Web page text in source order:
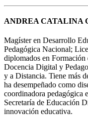
ANDREA CATALINA
Magíster en Desarrollo
Pedagógica Nacional;
diplomados en Formación
Docencia Digital y
y a Distancia. Tiene más
ha desempeñado como
coordinadora pedagógica
Secretaría de Educación
innovación educativa.